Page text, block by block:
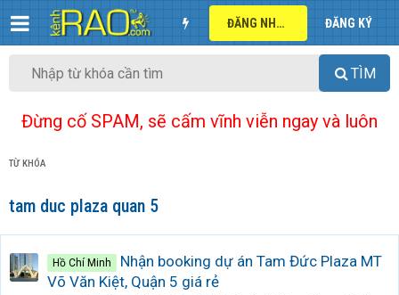
ĐĂNG NHẬP ĐĂNG KÝ
TÌM
Đừng cố SPAM, sẽ cấm vĩnh viễn ngay và luôn
TỪ KHÓA
tam duc plaza quan 5
Hồ Chí Minh
Nhận booking dự án Tam Đức Plaza MT
Võ Văn Kiệt, Quận 5 giá rẻ